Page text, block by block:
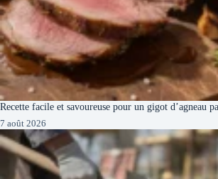
Recette facile et savoureuse pour un gigot d’agneau
7 août 2026